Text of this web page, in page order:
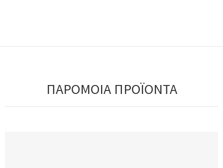
ΠΑΡΟΜΟΙΑ ΠΡΟΪΟΝΤΑ